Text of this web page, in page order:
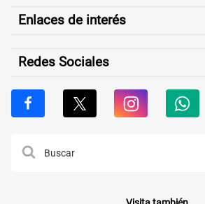
Enlaces de interés
Redes Sociales